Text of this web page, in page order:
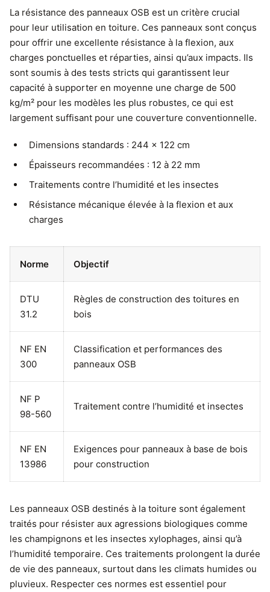
La résistance des panneaux OSB est un critère crucial
pour leur utilisation en toiture. Ces panneaux sont conçus
pour offrir une excellente résistance à la flexion, aux
charges ponctuelles et réparties, ainsi qu’aux impacts. Ils
sont soumis à des tests stricts qui garantissent leur
capacité à supporter en moyenne une charge de 500
kg/m² pour les modèles les plus robustes, ce qui est
largement suffisant pour une couverture conventionnelle.
Dimensions standards : 244 x 122 cm
Épaisseurs recommandées : 12 à 22 mm
Traitements contre l’humidité et les insectes
Résistance mécanique élevée à la flexion et aux
charges
Norme Objectif
DTU
31.2
Règles de construction des toitures en
bois
NF EN
300
Classification et performances des
panneaux OSB
NF P
98-560
Traitement contre l’humidité et insectes
NF EN
13986
Exigences pour panneaux à base de bois
pour construction
Les panneaux OSB destinés à la toiture sont également
traités pour résister aux agressions biologiques comme
les champignons et les insectes xylophages, ainsi qu’à
l’humidité temporaire. Ces traitements prolongent la durée
de vie des panneaux, surtout dans les climats humides ou
pluvieux. Respecter ces normes est essentiel pour